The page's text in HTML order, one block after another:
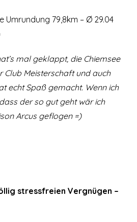
Umrundung 79,8km – Ø 29.04
mal geklappt, die Chiemsee
Club Meisterschaft und auch
echt Spaß gemacht. Wenn ich
der so gut geht wär ich
Arcus geflogen =)
stressfreien Vergnügen –